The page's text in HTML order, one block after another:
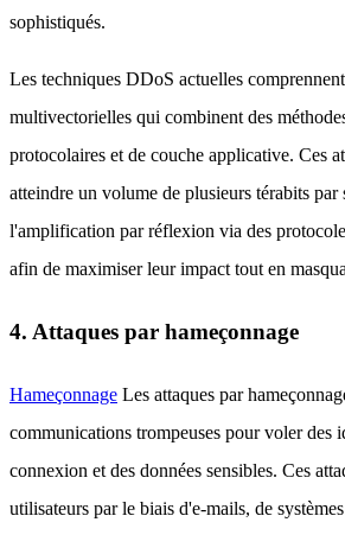
sophistiqués.
Les techniques DDoS actuelles
multivectorielles qui combinent des
protocolaires et de couche applicative. Ces
atteindre un volume de plusieurs térabits par
l'amplification par réflexion via des
afin de maximiser leur impact tout en
4. Attaques par hameçonnage
Hameçonnage Les attaques par
communications trompeuses pour voler des
connexion et des données sensibles. Ces
utilisateurs par le biais d'e-mails, de